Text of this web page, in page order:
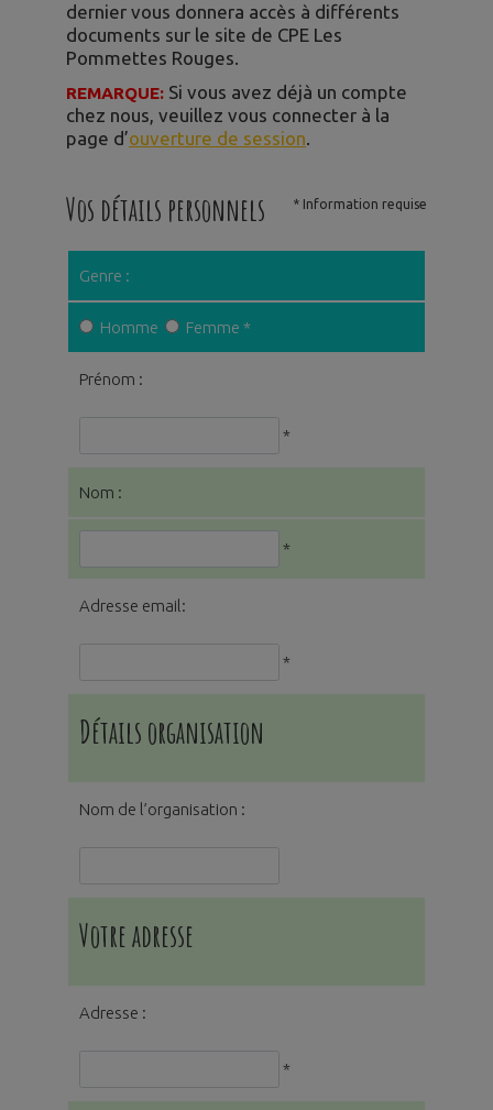
dernier vous donnera accès à différents
documents sur le site de CPE Les
Pommettes Rouges.
REMARQUE: Si vous avez déjà un compte
chez nous, veuillez vous connecter à la
page d’ouverture de session.
* Information requise
Vos détails personnels
Genre :
Homme Femme *
Prénom :
*
Nom :
*
Adresse email:
*
Détails organisation
Nom de l’organisation :
Votre adresse
Adresse :
*